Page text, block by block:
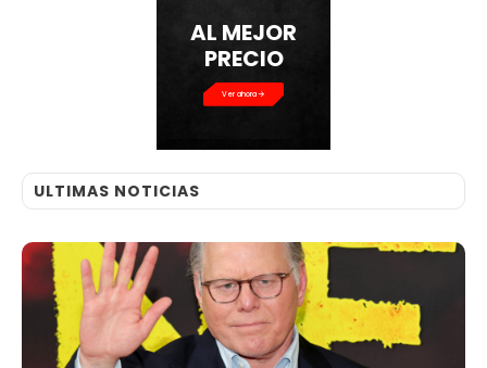
AL MEJOR
PRECIO
Ver ahora
ULTIMAS NOTICIAS